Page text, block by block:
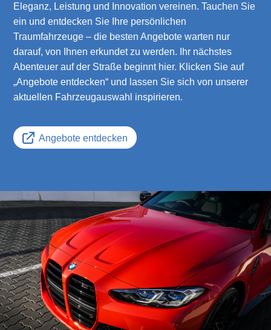
Eleganz, Leistung und Innovation vereinen. Tauchen Sie
ein und entdecken Sie Ihre persönlichen
Traumfahrzeuge – die besten Angebote warten nur
darauf, von Ihnen erkundet zu werden. Ihr nächstes
Abenteuer auf der Straße beginnt hier. Klicken Sie auf
„Angebote entdecken“ und lassen Sie sich von unserer
aktuellen Fahrzeugauswahl inspirieren.
Angebote entdecken